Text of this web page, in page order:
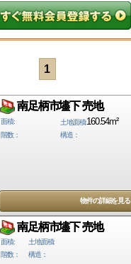
1
南足柄市壗下 売地
面積: 土地面積:160.54m²
階数： 構造：
物件の詳細を見る
南足柄市壗下 売地
面積:
土地面積:
階数：
構造：